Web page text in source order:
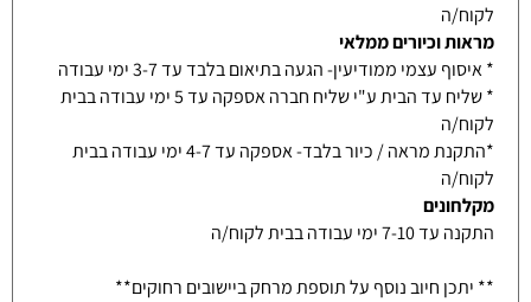
לקוח/ה
מראות וכיורים ממלאי
* איסוף עצמי ממודיעין- הגעה בתיאום בלבד עד 3-7 ימי עבודה
* שליח עד הבית ע"י שליח חברה אספקה עד 5 ימי עבודה בבית
לקוח/ה
*התקנת מראה / כיור בלבד- אספקה עד 4-7 ימי עבודה בבית
לקוח/ה
מקלחונים
התקנה עד 7-10 ימי עבודה בבית לקוח/ה
** יתכן חיוב נוסף על תוספת מרחק ביישובים רחוקים**